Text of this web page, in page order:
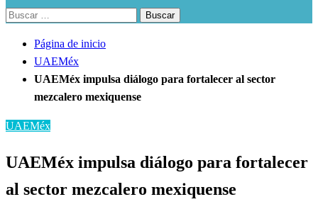
Buscar:
Página de inicio
UAEMéx
UAEMéx impulsa diálogo para fortalecer al sector
mezcalero mexiquense
UAEMéx
UAEMéx impulsa diálogo para fortalecer
al sector mezcalero mexiquense